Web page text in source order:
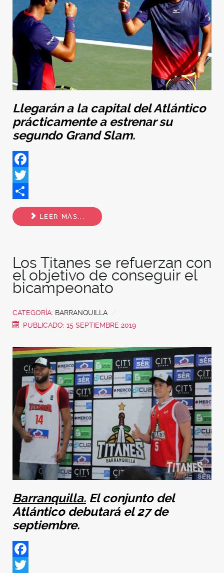
Llegarán a la capital del Atlántico
prácticamente a estrenar su
segundo Grand Slam.
Facebook
Twitter
Share
LEER MÁS...
Los Titanes se refuerzan con
el objetivo de conseguir el
bicampeonato
CATEGORÍA: BARRANQUILLA
PUBLICADO: 15 SEPTIEMBRE 2019
Barranquilla. El conjunto del
Atlántico debutará el 27 de
septiembre.
Facebook